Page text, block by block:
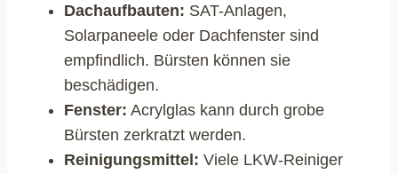
Dachaufbauten: SAT-Anlagen,
Solarpaneele oder Dachfenster sind
empfindlich. Bürsten können sie
beschädigen.
Fenster: Acrylglas kann durch grobe
Bürsten zerkratzt werden.
Reinigungsmittel: Viele LKW-Reiniger